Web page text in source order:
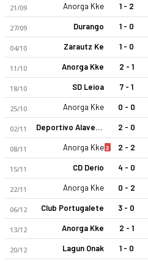
21/09 Anorga Kke 1 - 2
27/09 Durango 1 - 0
04/10 Zarautz Ke 1 - 0
11/10 Anorga Kke 2 - 1
18/10 SD Leioa 7 - 1
25/10 Anorga Kke 0 - 0
02/11 Deportivo Alaves C 2 - 0
08/11 Anorga Kke 2 2 - 2
15/11 CD Derio 4 - 0
22/11 Anorga Kke 0 - 2
06/12 Club Portugalete 3 - 0
13/12 Anorga Kke 2 - 1
20/12 Lagun Onak 1 - 0